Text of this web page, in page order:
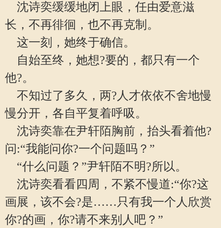
沈诗奕缓缓地闭上眼，任由爱意滋
长，不再徘徊，也不再克制。
这一刻，她终于确信。
自始至终，她想?要的，都只有一个
他?。
不知过了多久，两?人才依依不舍地慢
慢分开，各自平复着呼吸。
沈诗奕靠在尹轩陌胸前，抬头看着他?
问:“我能问你?一个问题吗？”
“什么问题？”尹轩陌不明?所以。
沈诗奕看看四周，不紧不慢道:“你?这
画展，该不会?是……只有我一个人欣赏
你?的画，你?请不来别人吧？”